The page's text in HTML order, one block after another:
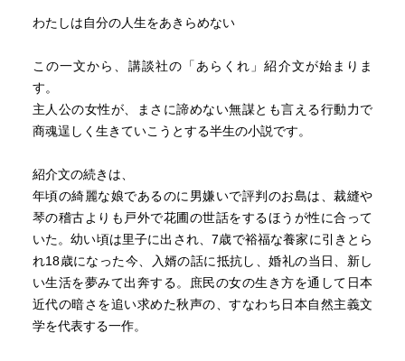
わたしは自分の人生をあきらめない
この一文から、講談社の「あらくれ」紹介文が始まりま
す。
主人公の女性が、まさに諦めない無謀とも言える行動力で
商魂逞しく生きていこうとする半生の小説です。
紹介文の続きは、
年頃の綺麗な娘であるのに男嫌いで評判のお島は、裁縫や
琴の稽古よりも戸外で花圃の世話をするほうが性に合って
いた。幼い頃は里子に出され、7歳で裕福な養家に引きとら
れ18歳になった今、入婿の話に抵抗し、婚礼の当日、新し
い生活を夢みて出奔する。庶民の女の生き方を通して日本
近代の暗さを追い求めた秋声の、すなわち日本自然主義文
学を代表する一作。